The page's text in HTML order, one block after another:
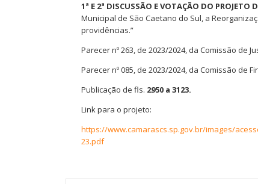
1ª E 2ª DISCUSSÃO E VOTAÇÃO DO PROJETO
Municipal de São Caetano do Sul, a
providências.”
Parecer nº 263, de 2023/2024, da Comissão de
Parecer nº 085, de 2023/2024, da Comissão de
Publicação de fls. 2950 a 3123.
Link para o projeto:
https://www.camarascs.sp.gov.br/images/
23.pdf